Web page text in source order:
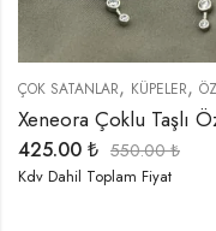
,TREND ÜRÜNLER
,KÜPELER,ÖZEL SERİLER
Xeneora Çoklu Taşlı Özel Seri Çelik Küpe
₺ 550.00₺
Toplam Fiyat